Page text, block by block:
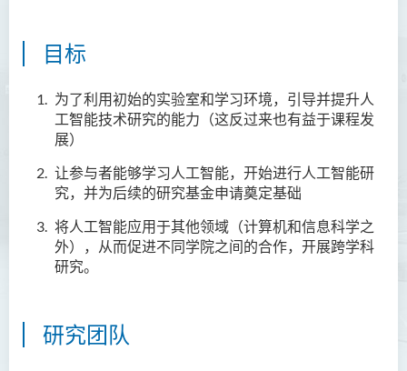
目标
为了利用初始的实验室和学习环境，引导并提升人
工智能技术研究的能力（这反过来也有益于课程发
展）
让参与者能够学习人工智能，开始进行人工智能研
究，并为后续的研究基金申请奠定基础
将人工智能应用于其他领域（计算机和信息科学之
外），从而促进不同学院之间的合作，开展跨学科
研究。
研究团队